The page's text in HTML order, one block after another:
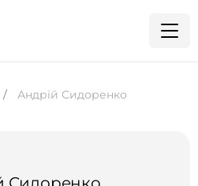
Андрій Сидоренко